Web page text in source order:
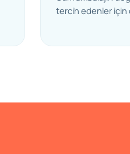
tercih edenler için